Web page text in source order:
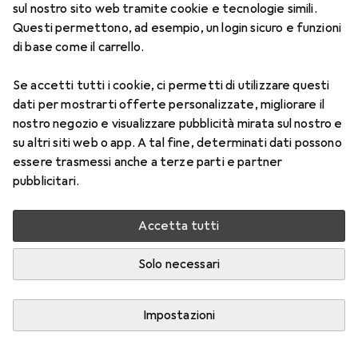
sul nostro sito web tramite cookie e tecnologie simili.
Questi permettono, ad esempio, un login sicuro e funzioni
di base come il carrello.
Se accetti tutti i cookie, ci permetti di utilizzare questi
dati per mostrarti offerte personalizzate, migliorare il
nostro negozio e visualizzare pubblicità mirata sul nostro e
su altri siti web o app. A tal fine, determinati dati possono
essere trasmessi anche a terze parti e partner
pubblicitari.
Accetta tutti
Solo necessari
Impostazioni
Prodotti Forum